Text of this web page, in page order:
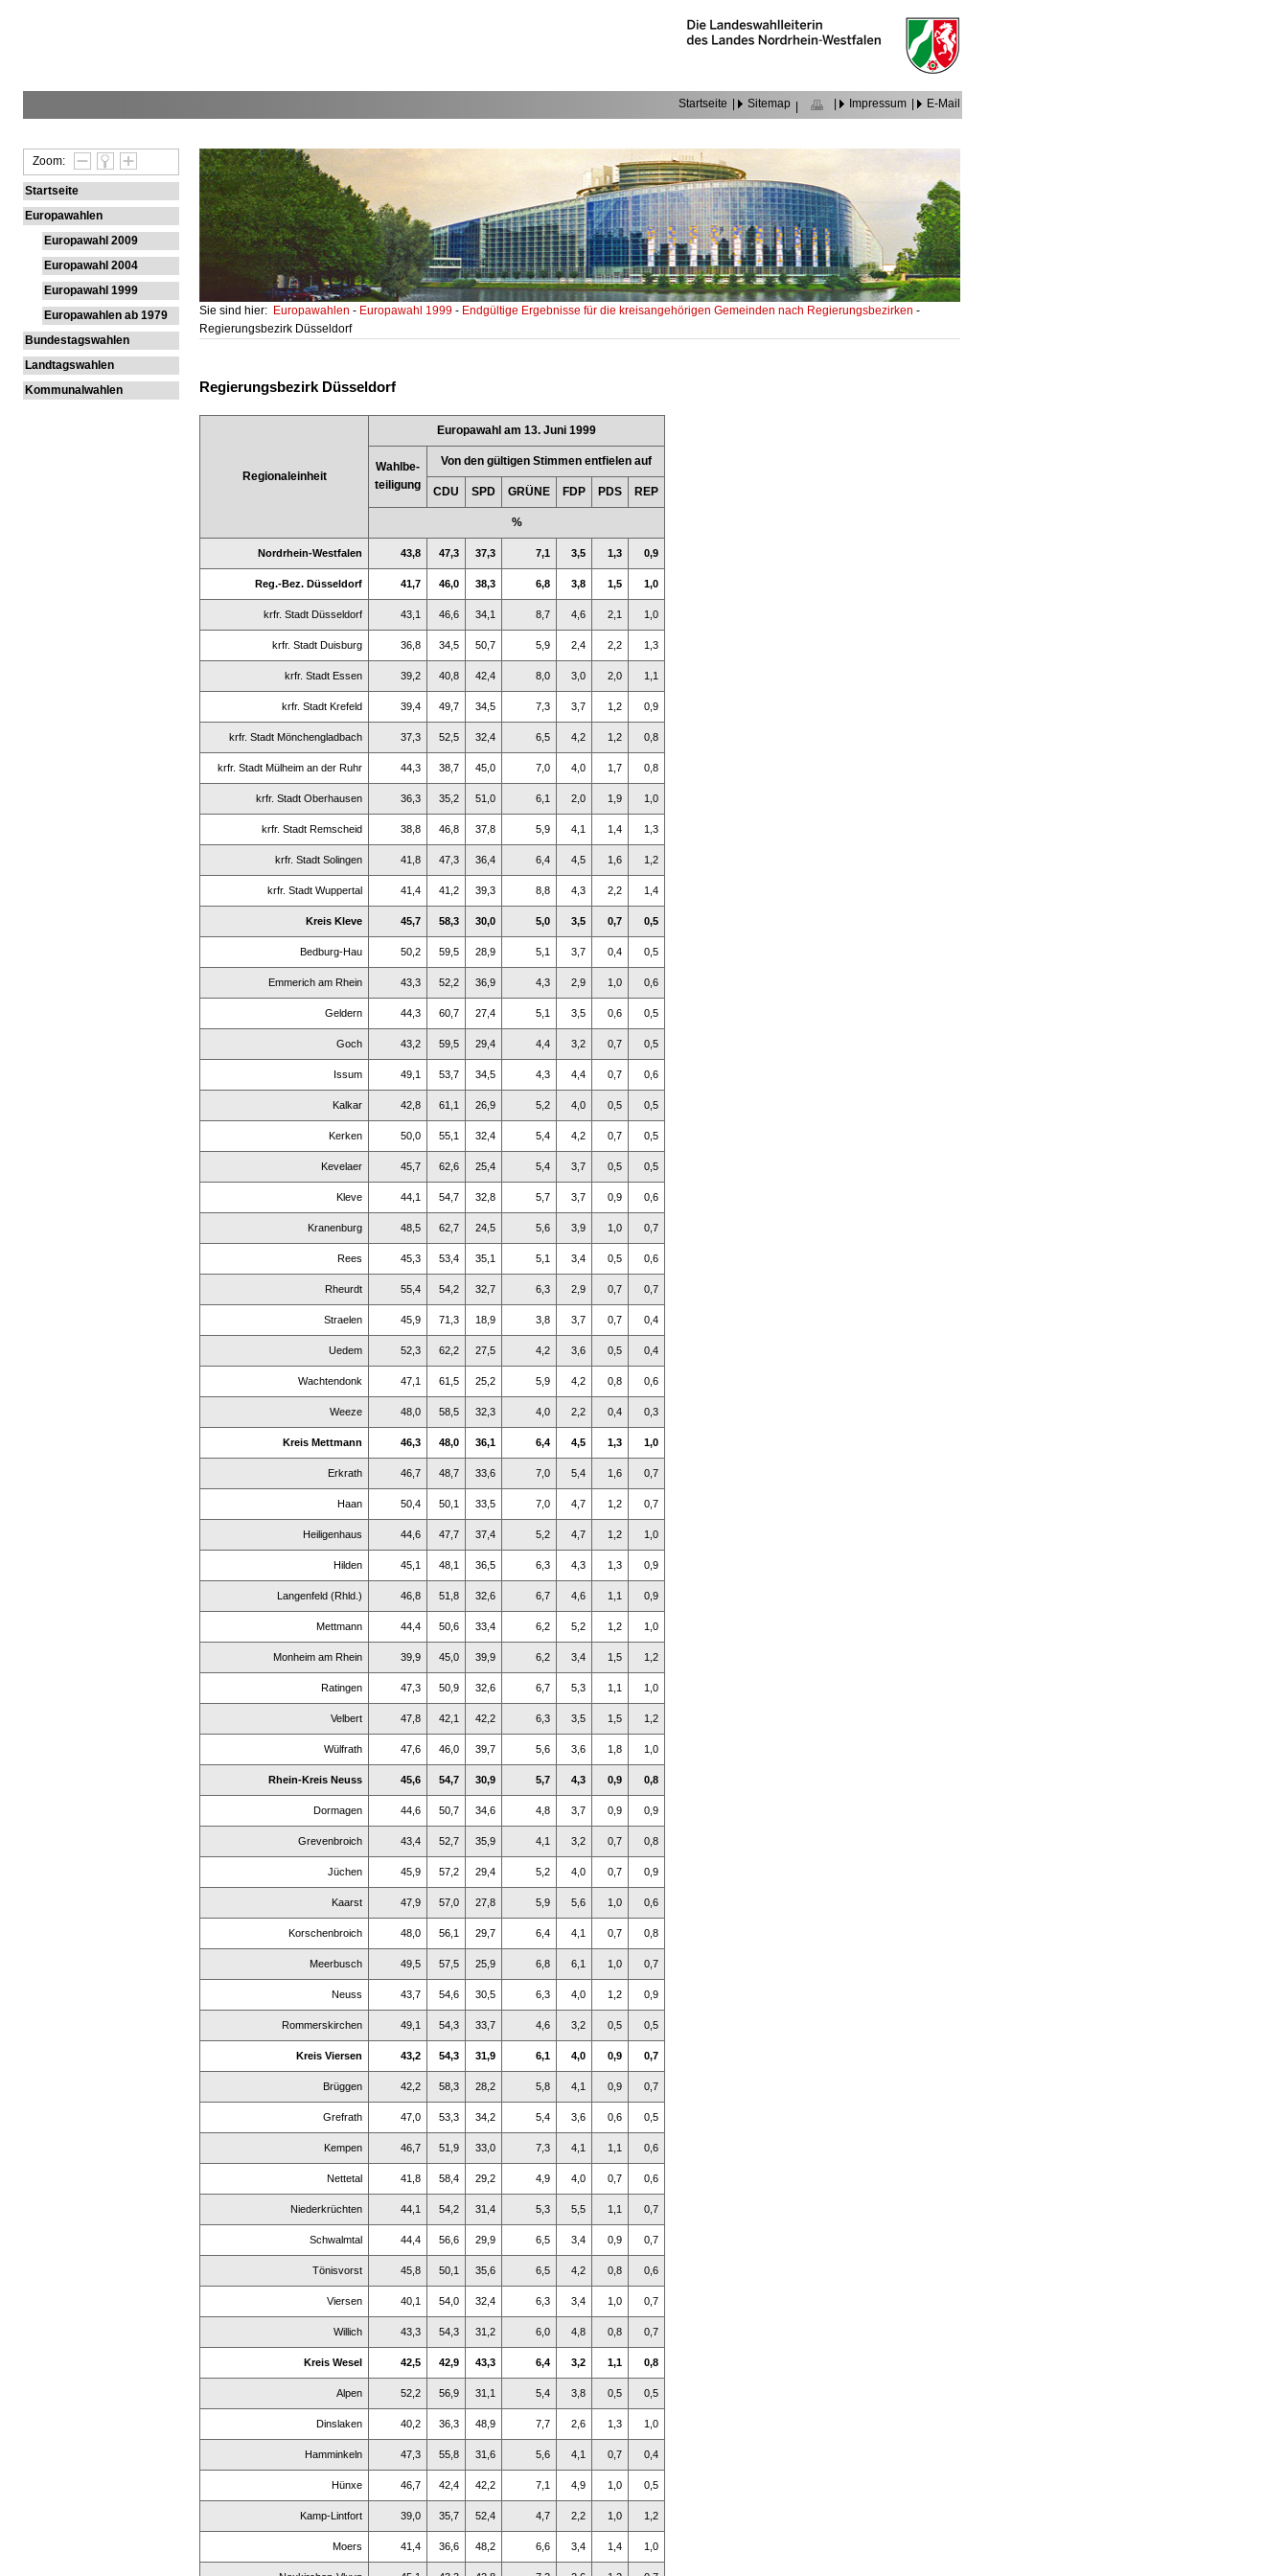
Startseite Sitemap Impressum E-Mail
Zoom:
Startseite
Europawahlen
Europawahl 2009
Europawahl 2004
Europawahl 1999
Europawahlen ab 1979
Bundestagswahlen
Landtagswahlen
Kommunalwahlen
Sie sind hier: Europawahlen- Europawahl 1999- Endgültige Ergebnisse für die kreisangehörigen Gemeinden nach Regierungsbezirken-
Regierungsbezirk Düsseldorf
Regierungsbezirk Düsseldorf
Regionaleinheit
Europawahl am 13. Juni 1999
Wahlbe-
teiligung
Von den gültigen Stimmen entfielen auf
CDU SPD GRÜNE FDP PDS REP
%
Nordrhein-Westfalen 43,8 47,3 37,3 7,1 3,5 1,3 0,9
Reg.-Bez. Düsseldorf 41,7 46,0 38,3 6,8 3,8 1,5 1,0
krfr. Stadt Düsseldorf 43,1 46,6 34,1 8,7 4,6 2,1 1,0
krfr. Stadt Duisburg 36,8 34,5 50,7 5,9 2,4 2,2 1,3
krfr. Stadt Essen 39,2 40,8 42,4 8,0 3,0 2,0 1,1
krfr. Stadt Krefeld 39,4 49,7 34,5 7,3 3,7 1,2 0,9
krfr. Stadt Mönchengladbach 37,3 52,5 32,4 6,5 4,2 1,2 0,8
krfr. Stadt Mülheim an der Ruhr 44,3 38,7 45,0 7,0 4,0 1,7 0,8
krfr. Stadt Oberhausen 36,3 35,2 51,0 6,1 2,0 1,9 1,0
krfr. Stadt Remscheid 38,8 46,8 37,8 5,9 4,1 1,4 1,3
krfr. Stadt Solingen 41,8 47,3 36,4 6,4 4,5 1,6 1,2
krfr. Stadt Wuppertal 41,4 41,2 39,3 8,8 4,3 2,2 1,4
Kreis Kleve 45,7 58,3 30,0 5,0 3,5 0,7 0,5
Bedburg-Hau 50,2 59,5 28,9 5,1 3,7 0,4 0,5
Emmerich am Rhein 43,3 52,2 36,9 4,3 2,9 1,0 0,6
Geldern 44,3 60,7 27,4 5,1 3,5 0,6 0,5
Goch 43,2 59,5 29,4 4,4 3,2 0,7 0,5
Issum 49,1 53,7 34,5 4,3 4,4 0,7 0,6
Kalkar 42,8 61,1 26,9 5,2 4,0 0,5 0,5
Kerken 50,0 55,1 32,4 5,4 4,2 0,7 0,5
Kevelaer 45,7 62,6 25,4 5,4 3,7 0,5 0,5
Kleve 44,1 54,7 32,8 5,7 3,7 0,9 0,6
Kranenburg 48,5 62,7 24,5 5,6 3,9 1,0 0,7
Rees 45,3 53,4 35,1 5,1 3,4 0,5 0,6
Rheurdt 55,4 54,2 32,7 6,3 2,9 0,7 0,7
Straelen 45,9 71,3 18,9 3,8 3,7 0,7 0,4
Uedem 52,3 62,2 27,5 4,2 3,6 0,5 0,4
Wachtendonk 47,1 61,5 25,2 5,9 4,2 0,8 0,6
Weeze 48,0 58,5 32,3 4,0 2,2 0,4 0,3
Kreis Mettmann 46,3 48,0 36,1 6,4 4,5 1,3 1,0
Erkrath 46,7 48,7 33,6 7,0 5,4 1,6 0,7
Haan 50,4 50,1 33,5 7,0 4,7 1,2 0,7
Heiligenhaus 44,6 47,7 37,4 5,2 4,7 1,2 1,0
Hilden 45,1 48,1 36,5 6,3 4,3 1,3 0,9
Langenfeld (Rhld.) 46,8 51,8 32,6 6,7 4,6 1,1 0,9
Mettmann 44,4 50,6 33,4 6,2 5,2 1,2 1,0
Monheim am Rhein 39,9 45,0 39,9 6,2 3,4 1,5 1,2
Ratingen 47,3 50,9 32,6 6,7 5,3 1,1 1,0
Velbert 47,8 42,1 42,2 6,3 3,5 1,5 1,2
Wülfrath 47,6 46,0 39,7 5,6 3,6 1,8 1,0
Rhein-Kreis Neuss 45,6 54,7 30,9 5,7 4,3 0,9 0,8
Dormagen 44,6 50,7 34,6 4,8 3,7 0,9 0,9
Grevenbroich 43,4 52,7 35,9 4,1 3,2 0,7 0,8
Jüchen 45,9 57,2 29,4 5,2 4,0 0,7 0,9
Kaarst 47,9 57,0 27,8 5,9 5,6 1,0 0,6
Korschenbroich 48,0 56,1 29,7 6,4 4,1 0,7 0,8
Meerbusch 49,5 57,5 25,9 6,8 6,1 1,0 0,7
Neuss 43,7 54,6 30,5 6,3 4,0 1,2 0,9
Rommerskirchen 49,1 54,3 33,7 4,6 3,2 0,5 0,5
Kreis Viersen 43,2 54,3 31,9 6,1 4,0 0,9 0,7
Brüggen 42,2 58,3 28,2 5,8 4,1 0,9 0,7
Grefrath 47,0 53,3 34,2 5,4 3,6 0,6 0,5
Kempen 46,7 51,9 33,0 7,3 4,1 1,1 0,6
Nettetal 41,8 58,4 29,2 4,9 4,0 0,7 0,6
Niederkrüchten 44,1 54,2 31,4 5,3 5,5 1,1 0,7
Schwalmtal 44,4 56,6 29,9 6,5 3,4 0,9 0,7
Tönisvorst 45,8 50,1 35,6 6,5 4,2 0,8 0,6
Viersen 40,1 54,0 32,4 6,3 3,4 1,0 0,7
Willich 43,3 54,3 31,2 6,0 4,8 0,8 0,7
Kreis Wesel 42,5 42,9 43,3 6,4 3,2 1,1 0,8
Alpen 52,2 56,9 31,1 5,4 3,8 0,5 0,5
Dinslaken 40,2 36,3 48,9 7,7 2,6 1,3 1,0
Hamminkeln 47,3 55,8 31,6 5,6 4,1 0,7 0,4
Hünxe 46,7 42,4 42,2 7,1 4,9 1,0 0,5
Kamp-Lintfort 39,0 35,7 52,4 4,7 2,2 1,0 1,2
Moers 41,4 36,6 48,2 6,6 3,4 1,4 1,0